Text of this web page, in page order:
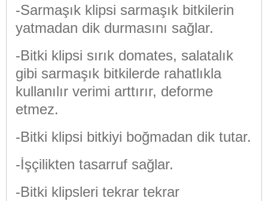
-Sarmaşık klipsi sarmaşık bitkilerin
yatmadan dik durmasını sağlar.
-Bitki klipsi sırık domates, salatalık
gibi sarmaşık bitkilerde rahatlıkla
kullanılır verimi arttırır, deforme
etmez.
-Bitki klipsi bitkiyi boğmadan dik tutar.
-İşçilikten tasarruf sağlar.
-Bitki klipsleri tekrar tekrar